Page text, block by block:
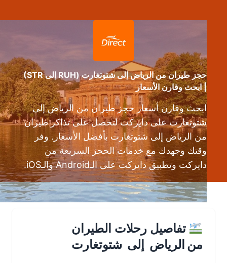
حجز طيران من الرياض إلى شتوتغارت (RUH إلى STR)
| ابحث وقارن الأسعار
ابحث وقارن أسعار حجز طيران من الرياض إلى
شتوتغارت على دايركت لتحصل على تذاكر طيران
من الرياض إلى شتوتغارت بأفضل الأسعار. وفر
وقتك وجهدك مع خدمات الحجز السريعة من
دايركت وتطبيق دايركت على الـAndroid والـiOS.
تفاصيل رحلات الطيران
من الرياض إلى شتوتغارت